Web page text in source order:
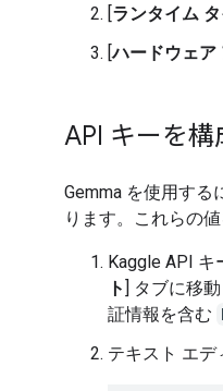
[ランタイム
[ハードウェア
API キーを構
Gemma を使用する
ります。これらの
Kaggle API キ
ト] タブに移
証情報を含む
テキスト エデ